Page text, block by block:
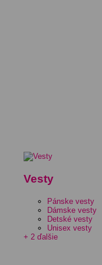
Vesty
Pánske vesty
Dámske vesty
Detské vesty
Unisex vesty
+ 2 ďalšie